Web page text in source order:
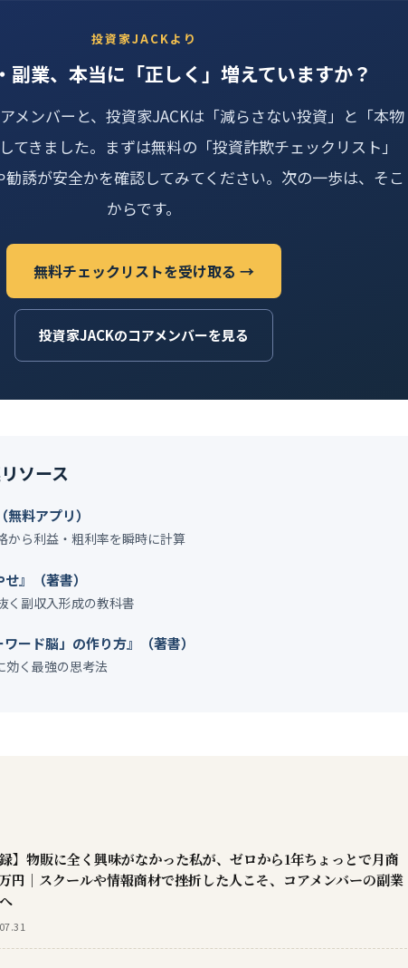
投資家JACKより
副業、本当に「正しく」増えていますか？
メンバーと、投資家JACKは「減らさない投資」と「本物
てきました。まずは無料の「投資詐欺チェックリスト」
勧誘が安全かを確認してみてください。次の一歩は、そこ
からです。
無料チェックリストを受け取る →
投資家JACKのコアメンバーを見る
ソース
料アプリ）
から利益・粗利率を瞬時に計算
』（著書）
く副収入形成の教科書
ワード脳」の作り方』（著書）
効く最強の思考法
録】物販に全く興味がなかった私が、ゼロから1年ちょっとで月商
円｜スクールや情報商材で挫折した人こそ、コアメンバーの副業